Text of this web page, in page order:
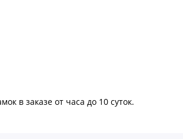
в заказе от часа до 10 суток.